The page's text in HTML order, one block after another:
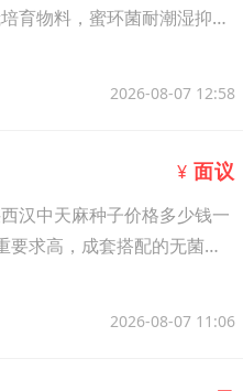
育物料，蜜环菌耐潮湿抑制
2026-08-07 12:58
¥ 面议
汉中天麻种子价格多少钱一
求高，成套搭配的无菌提
2026-08-07 11:06